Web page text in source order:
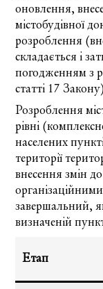
оновлення,
містобудівної
розроблення
складається і
погодженням з
статті 17 Закону
Розроблення
рівні
населених
території
внесення змін
завершальний,
визначеній
Етап